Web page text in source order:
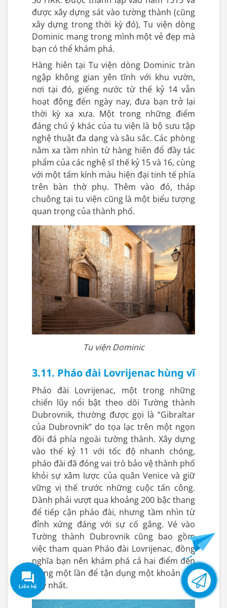
được xây dựng sát vào tường thành (cũng
xây dựng trong thời kỳ đó), Tu viện dòng
Dominic mang trong mình một vẻ đẹp mà
bạn có thể khám phá.
Hàng hiên tại Tu viện dòng Dominic tràn
ngập không gian yên tĩnh với khu vườn,
nơi tại đó, giếng nước từ thế kỷ 14 vẫn
hoạt động đến ngày nay, đưa bạn trở lại
thời kỳ xa xưa. Một trong những điểm
đáng chú ý khác của tu viện là bộ sưu tập
nghệ thuật đa dạng và sâu sắc. Các phòng
nằm xa tầm nhìn từ hàng hiên đổ đầy tác
phẩm của các nghệ sĩ thế kỷ 15 và 16, cùng
với một tấm kính màu hiện đại tinh tế phía
trên bàn thờ phụ. Thêm vào đó, tháp
chuông tại tu viện cũng là một biểu tượng
quan trọng của thành phố.
Tu viện Dominic
3.11. Pháo đài Lovrijenac hùng vĩ
Pháo đài Lovrijenac, một trong những
chiến lũy nổi bật theo dõi Tường thành
Dubrovnik, thường được gọi là “Gibraltar
của Dubrovnik” do tọa lạc trên một ngọn
đồi đá phía ngoài tường thành. Xây dựng
vào thế kỷ 11 với tốc độ nhanh chóng,
pháo đài đã đóng vai trò bảo vệ thành phố
khỏi sự xâm lược của quân Venice và giữ
vững vị thế trước những cuộc tấn công.
Dành phải vượt qua khoảng 200 bậc thang
để tiếp cận pháo đài, nhưng tầm nhìn từ
đỉnh xứng đáng với sự cố gắng. Vé vào
Tường thành Dubrovnik cũng bao gồm
việc tham quan Pháo đài Lovrijenac, đồng
nghĩa bạn nên khám phá cả hai điểm đến
trong một lần để tận dụng một khoản phí
duy nhất.
Tạo tour